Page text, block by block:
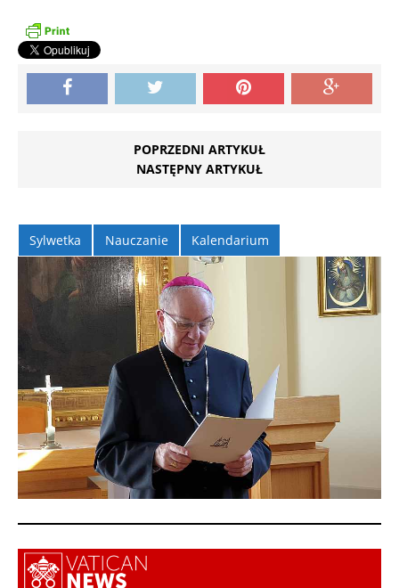
POPRZEDNI ARTYKUŁ
NASTĘPNY ARTYKUŁ
Sylwetka Nauczanie Kalendarium